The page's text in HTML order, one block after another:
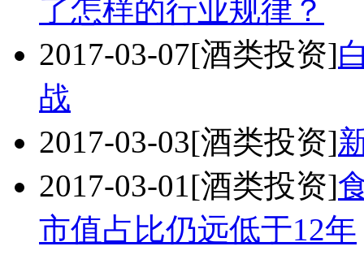
了怎样的行业规律？
2017-03-07[酒类投资]
战
2017-03-03[酒类投资]
2017-03-01[酒类投资]
市值占比仍远低于12年